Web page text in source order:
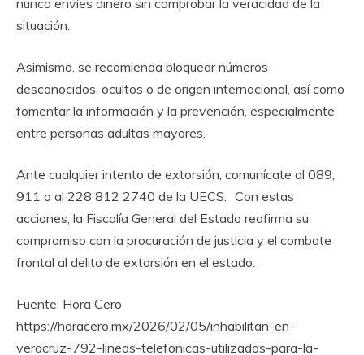
situación.
Asimismo, se recomienda bloquear números
desconocidos, ocultos o de origen internacional, así como
fomentar la información y la prevención, especialmente
entre personas adultas mayores.
Ante cualquier intento de extorsión, comunícate al 089,
911 o al 228 812 2740 de la UECS. Con estas
acciones, la Fiscalía General del Estado reafirma su
compromiso con la procuración de justicia y el combate
frontal al delito de extorsión en el estado.
Fuente: Hora Cero
https://horacero.mx/2026/02/05/inhabilitan-en-
veracruz-792-lineas-telefonicas-utilizadas-para-la-